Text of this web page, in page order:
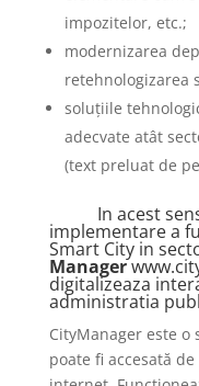
impozitelor, etc.;
modernizarea
retehnologizarea
soluțiile
adecvate atât
(text preluat de pe
In acest sens,
implementare a
Smart City in
Manager
digitalizeaza
administratia
CityManager este
poate fi accesată